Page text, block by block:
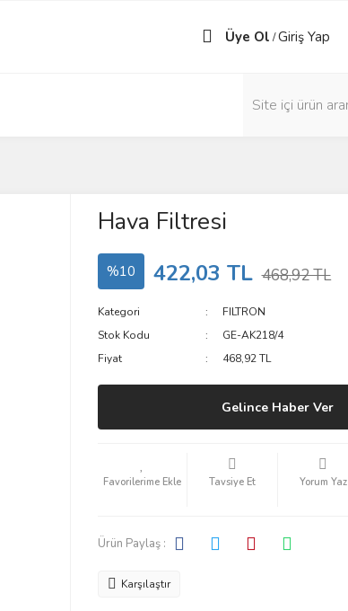
Üye Ol /Giriş Yap
Hava Filtresi
%10 422,03 TL 468,92 TL
Kategori
FILTRON
Stok Kodu
GE-AK218/4
Fiyat
468,92 TL
Gelince Haber Ver
Tavsiye Et Yorum Yaz
Ürün Paylaş :
Karşılaştır